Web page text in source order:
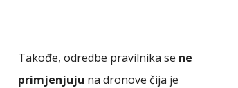
Takođe, odredbe pravilnika se ne
primjenjuju na dronove čija je